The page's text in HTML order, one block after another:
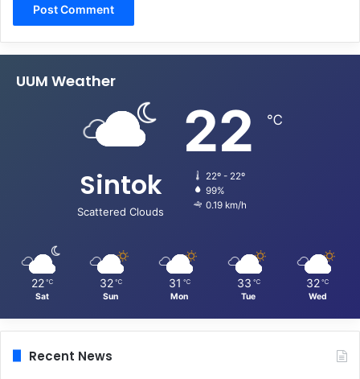
UUM Weather
Sintok
Scattered Clouds
22 ℃
22º - 22º
99%
0.19 km/h
22 ℃
Sat
32 ℃
Sun
31 ℃
Mon
33 ℃
Tue
32 ℃
Wed
Recent News